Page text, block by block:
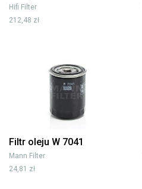
Hifi Filter
212,48 zł
Filtr oleju W 7041
Mann Filter
24,81 zł